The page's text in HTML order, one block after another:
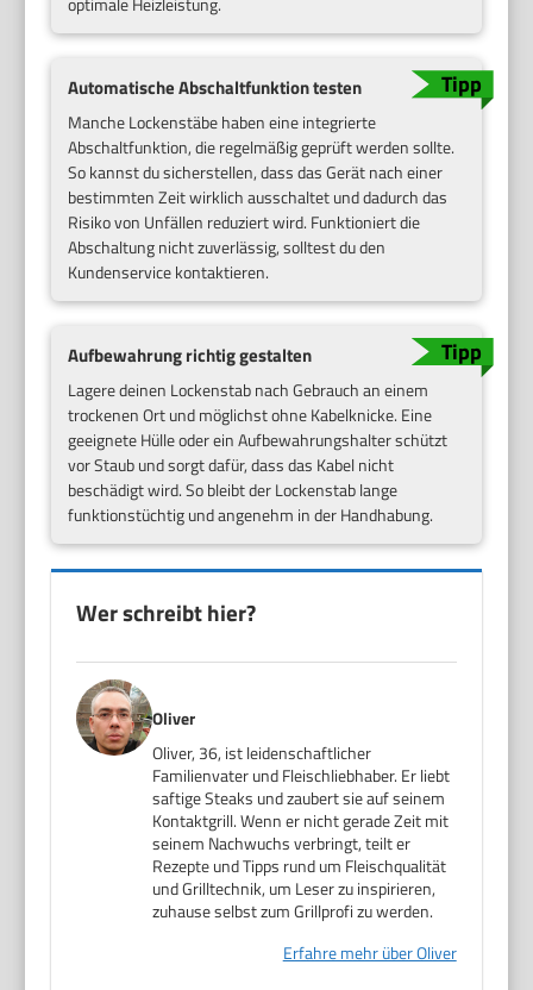
Automatische Abschaltfunktion testen
Manche Lockenstäbe haben eine integrierte
Abschaltfunktion, die regelmäßig geprüft werden sollte.
So kannst du sicherstellen, dass das Gerät nach einer
bestimmten Zeit wirklich ausschaltet und dadurch das
Risiko von Unfällen reduziert wird. Funktioniert die
Abschaltung nicht zuverlässig, solltest du den
Kundenservice kontaktieren.
Aufbewahrung richtig gestalten
Lagere deinen Lockenstab nach Gebrauch an einem
trockenen Ort und möglichst ohne Kabelknicke. Eine
geeignete Hülle oder ein Aufbewahrungshalter schützt
vor Staub und sorgt dafür, dass das Kabel nicht
beschädigt wird. So bleibt der Lockenstab lange
funktionstüchtig und angenehm in der Handhabung.
Wer schreibt hier?
Oliver
Oliver, 36, ist leidenschaftlicher
Familienvater und Fleischliebhaber. Er liebt
saftige Steaks und zaubert sie auf seinem
Kontaktgrill. Wenn er nicht gerade Zeit mit
seinem Nachwuchs verbringt, teilt er
Rezepte und Tipps rund um Fleischqualität
und Grilltechnik, um Leser zu inspirieren,
zuhause selbst zum Grillprofi zu werden.
Erfahre mehr über Oliver